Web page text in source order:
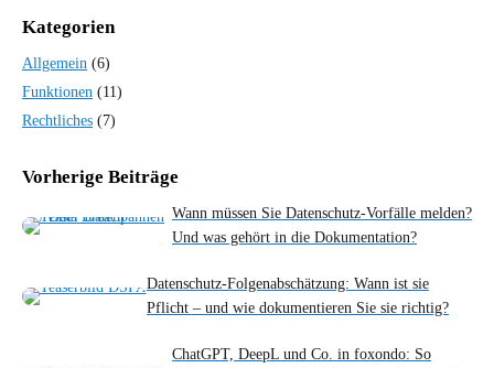
Kategorien
Allgemein (6)
Funktionen (11)
Rechtliches (7)
Vorherige Beiträge
Wann müssen Sie Datenschutz-Vorfälle melden?
Und was gehört in die Dokumentation?
Datenschutz-Folgenabschätzung: Wann ist sie
Pflicht – und wie dokumentieren Sie sie richtig?
ChatGPT, DeepL und Co. in foxondo: So